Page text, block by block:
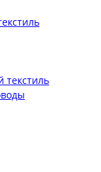
текстиль